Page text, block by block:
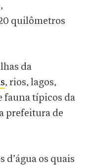
quilômetros
da
, rios, lagos,
fauna típicos da
prefeitura de
d’água os quais